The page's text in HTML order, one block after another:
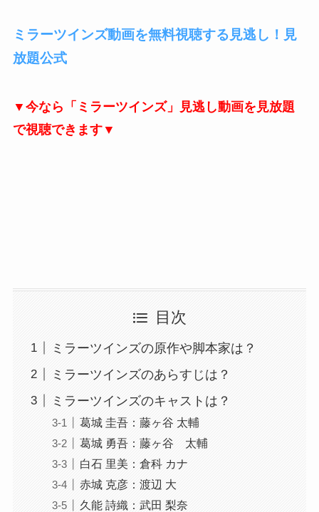
ミラーツインズ動画を無料視聴する見逃し！見
放題公式
▼今なら「ミラーツインズ」見逃し動画を見放題
で視聴できます▼
目次
ミラーツインズの原作や脚本家は？
ミラーツインズのあらすじは？
ミラーツインズのキャストは？
葛城 圭吾：藤ヶ谷 太輔
葛城 勇吾：藤ヶ谷 太輔
白石 里美：倉科 カナ
赤城 克彦：渡辺 大
久能 詩織：武田 梨奈